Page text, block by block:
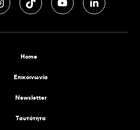
Home
Επικοινωνία
Newsletter
Tαυτότητα